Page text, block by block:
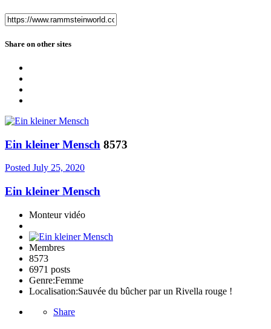
Share on other sites
Ein kleiner Mensch 8573
Posted July 25, 2020
Ein kleiner Mensch
Monteur vidéo
Membres
8573
6971 posts
Genre:Femme
Localisation:Sauvée du bûcher par un Rivella rouge !
Share